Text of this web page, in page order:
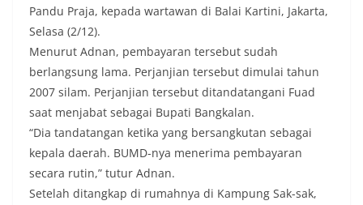
Pandu Praja, kepada wartawan di Balai Kartini, Jakarta,
Selasa (2/12).
Menurut Adnan, pembayaran tersebut sudah
berlangsung lama. Perjanjian tersebut dimulai tahun
2007 silam. Perjanjian tersebut ditandatangani Fuad
saat menjabat sebagai Bupati Bangkalan.
“Dia tandatangan ketika yang bersangkutan sebagai
kepala daerah. BUMD-nya menerima pembayaran
secara rutin,” tutur Adnan.
Setelah ditangkap di rumahnya di Kampung Sak-sak,